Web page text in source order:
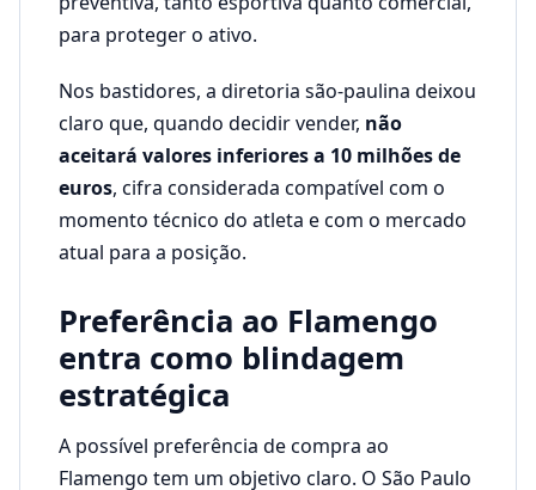
para proteger o ativo.
Nos bastidores, a diretoria são-paulina deixou
claro que, quando decidir vender, não
aceitará valores inferiores a 10 milhões de
euros, cifra considerada compatível com o
momento técnico do atleta e com o mercado
atual para a posição.
Preferência ao Flamengo
entra como blindagem
estratégica
A possível preferência de compra ao
Flamengo tem um objetivo claro. O São Paulo